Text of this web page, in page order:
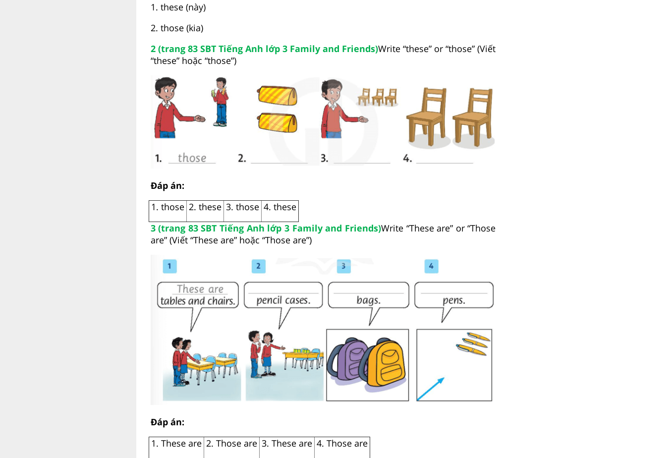
1. these (này)
2. those (kia)
2 (trang 83 SBT Tiếng Anh lớp 3 Family and Friends)Write “these” or “those” (Viết
“these” hoặc “those”)
Đáp án:
1. those 2. these 3. those 4. these
3 (trang 83 SBT Tiếng Anh lớp 3 Family and Friends)Write “These are” or “Those
are” (Viết “These are” hoặc “Those are”)
Đáp án:
1. These are 2. Those are 3. These are 4. Those are